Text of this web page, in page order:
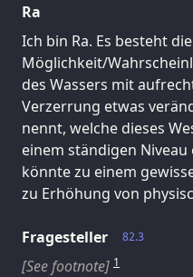
Ra
Ich bin Ra. Es besteht die
Möglichkeit/
des Wassers mit
Verzerrung etwas
nennt, welche dieses
einem ständigen
könnte zu einem
zu Erhöhung von
82.3
Fragesteller
[See footnote] 1